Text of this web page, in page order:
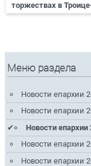
торжествах в
Меню раздела
Новости епархии
Новости епархии
Новости епархии
Новости епархии
Новости епархии